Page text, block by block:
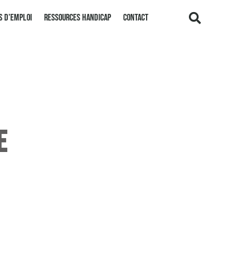
d’emploi Ressources handicap Contact